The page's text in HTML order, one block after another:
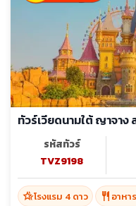
ทัวร์เวียดนามใต้ ญาจา
รหัสทัวร์
TVZ9198
hotel_classโรงแรม 4 ดาว restaurant อาหา